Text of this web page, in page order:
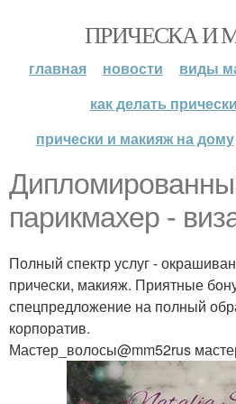
ПРИЧЕСКА И
главная новости
виды
как делать
прически и макияж на дому
парикмахер -
Полный спектр услуг -
прически, макияж. Приятные
спецпредложение на полный
корпоратив.
Мастер_волосы@mm52rus